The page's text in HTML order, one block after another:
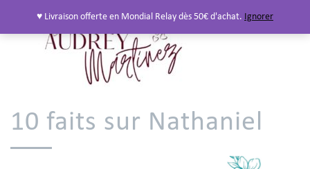
10 faits sur Nathaniel
♥ Livraison offerte en Mondial Relay dès 50€ d'achat. Ignorer